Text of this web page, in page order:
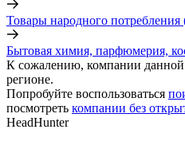
Товары народного
Бытовая химия, парфюмерия,
К сожалению, компании
регионе.
Попробуйте воспользоваться
посмотреть компании без
HeadHunter